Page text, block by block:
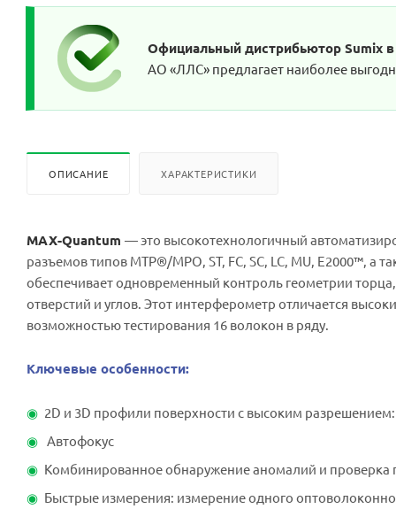
Официальный дистрибьютор Sumix
АО «ЛЛС» предлагает наиболее
ОПИСАНИЕ ХАРАКТЕРИСТИКИ
MAX-Quantum — это высокотехнологичный
разъемов типов MTP®/MPO, ST, FC, SC, LC, MU, E2000™, а
обеспечивает одновременный контроль геометрии
отверстий и углов. Этот интерферометр отличается
возможностью тестирования 16 волокон в ряду.
Ключевые особенности:
2D и 3D профили поверхности с высоким
Автофокус
Комбинированное обнаружение аномалий и проверка
Быстрые измерения: измерение одного